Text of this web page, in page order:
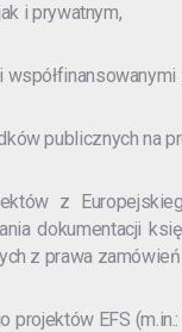
i prywatnym,
publicznych na
z
dokumentacji
z prawa
EFS